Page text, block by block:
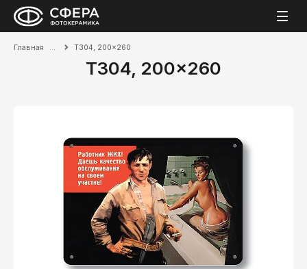
Главная T304, 200x260
T304, 200x260